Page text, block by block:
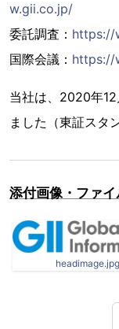
w.gii.co.jp/
委託調査： https://
国際会議： https://
当社は、2020年
ました（東証スタ
添付画像・ファイ
headimage.jpg